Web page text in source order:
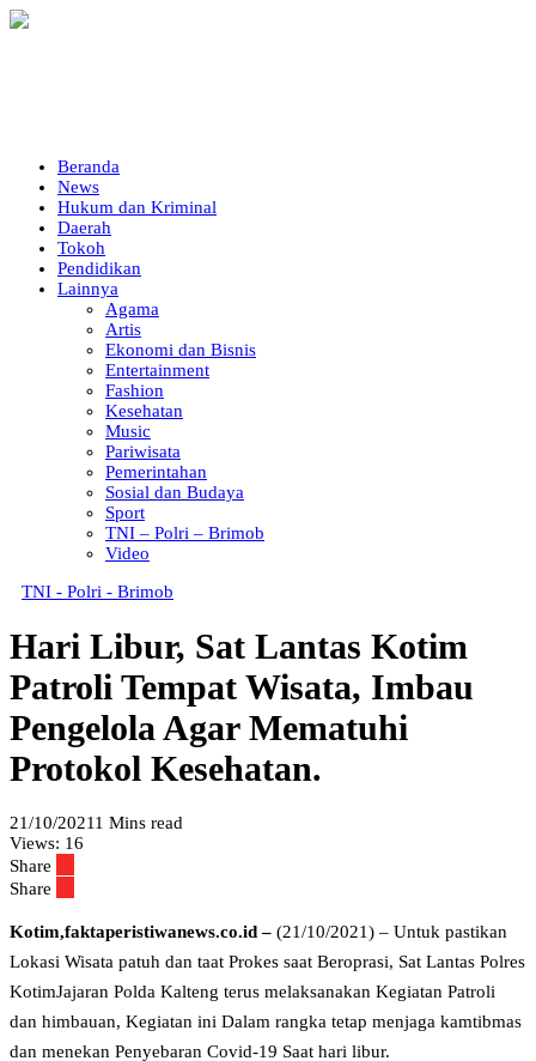
Beranda
News
Hukum dan Kriminal
Daerah
Tokoh
Pendidikan
Lainnya
Agama
Artis
Ekonomi dan Bisnis
Entertainment
Fashion
Kesehatan
Music
Pariwisata
Pemerintahan
Sosial dan Budaya
Sport
TNI – Polri – Brimob
Video
TNI - Polri - Brimob
Hari Libur, Sat Lantas Kotim
Patroli Tempat Wisata, Imbau
Pengelola Agar Mematuhi
Protokol Kesehatan.
21/10/20211 Mins read
Views: 16
Share
Share
Kotim,faktaperistiwanews.co.id – (21/10/2021) – Untuk pastikan
Lokasi Wisata patuh dan taat Prokes saat Beroprasi, Sat Lantas Polres
KotimJajaran Polda Kalteng terus melaksanakan Kegiatan Patroli
dan himbauan, Kegiatan ini Dalam rangka tetap menjaga kamtibmas
dan menekan Penyebaran Covid-19 Saat hari libur.